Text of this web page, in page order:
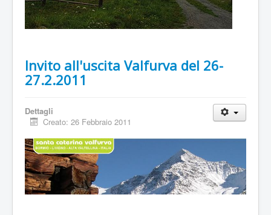
Invito all'uscita Valfurva del 26-
27.2.2011
Dettagli
Creato: 26 Febbraio 2011